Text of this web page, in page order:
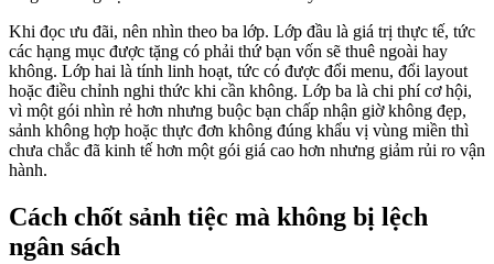
Khi đọc ưu đãi, nên nhìn theo ba lớp. Lớp đầu là giá trị thực tế, tức
các hạng mục được tặng có phải thứ bạn vốn sẽ thuê ngoài hay
không. Lớp hai là tính linh hoạt, tức có được đổi menu, đổi layout
hoặc điều chỉnh nghi thức khi cần không. Lớp ba là chi phí cơ hội,
vì một gói nhìn rẻ hơn nhưng buộc bạn chấp nhận giờ không đẹp,
sảnh không hợp hoặc thực đơn không đúng khẩu vị vùng miền thì
chưa chắc đã kinh tế hơn một gói giá cao hơn nhưng giảm rủi ro vận
hành.
Cách chốt sảnh tiệc mà không bị lệch
ngân sách